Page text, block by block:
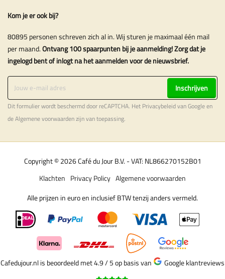
Kom je er ook bij?
80895 personen schreven zich al in. Wij sturen je maximaal één mail
per maand.Ontvang 100 spaarpunten bij je aanmelding! Zorg dat je
ingelogd bent of inlogt na het aanmelden voor de nieuwsbrief.
Inschrijven
Dit formulier wordt beschermd door reCAPTCHA. Het Privacybeleidvan Google en
deAlgemene voorwaardenzijn van toepassing.
Copyright © 2026 Café du Jour B.V. - VAT: NL866270152B01
Algemene voorwaarden
Privacy Policy
Klachten
Alle prijzen in euro en inclusief BTW tenzij anders vermeld.
Cafedujour.nl is beoordeeld met 4.9 / 5op basis van Google klantreviews